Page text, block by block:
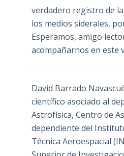
verdadero registro de
los medios siderales,
Esperamos, amigo
acompañarnos en este
David Barrado
científico asociado al
Astrofísica, Centro de
dependiente del
Técnica Aeroespacial